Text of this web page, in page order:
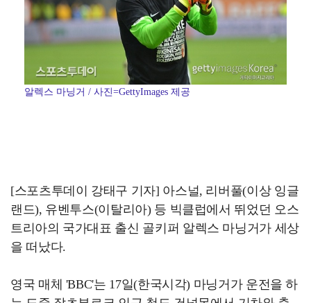
알렉스 마닝거 / 사진=GettyImages 제공
[스포츠투데이 강태구 기자] 아스널, 리버풀(이상 잉글
랜드), 유벤투스(이탈리아) 등 빅클럽에서 뛰었던 오스
트리아의 국가대표 출신 골키퍼 알렉스 마닝거가 세상
을 떠났다.
영국 매체 'BBC'는 17일(한국시각) 마닝거가 운전을 하